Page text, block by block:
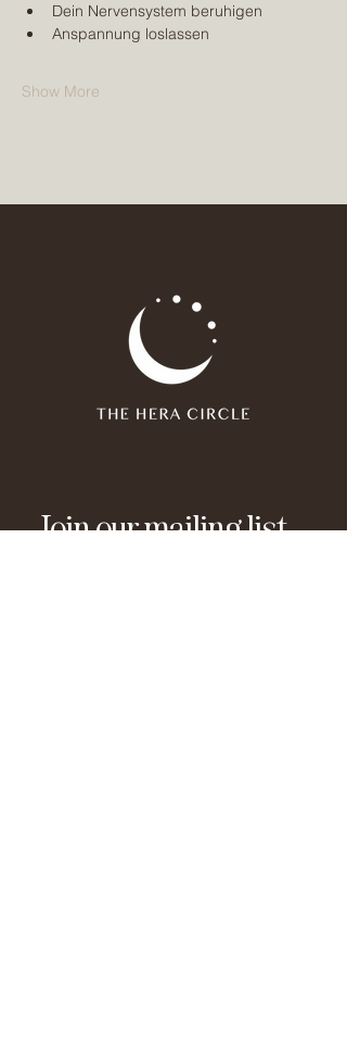
Dein Nervensystem beruhigen
Anspannung loslassen
Show More
Join our mailing list